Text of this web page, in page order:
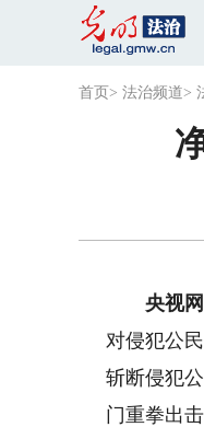
首页 > 法治频道>
央视
对侵犯公
斩断侵犯
门重拳出